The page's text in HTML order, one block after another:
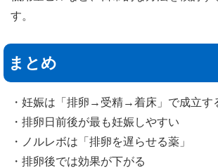
す。
まとめ
・妊娠は「排卵→受精→着床」で成立す
・排卵日前後が最も妊娠しやすい
・ノルレボは「排卵を遅らせる薬」
・排卵後では効果が下がる